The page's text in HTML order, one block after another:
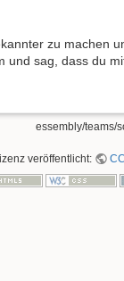
zu machen
und sag, dass du
essembly/teams/
veröffentlicht: